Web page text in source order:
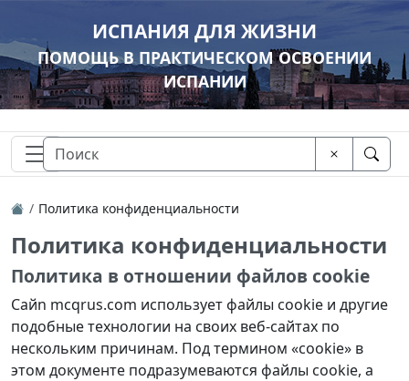
ИСПАНИЯ ДЛЯ ЖИЗНИ
ПОМОЩЬ В ПРАКТИЧЕСКОМ ОСВОЕНИИ
ИСПАНИИ
Политика конфиденциальности
Политика конфиденциальности
Политика в отношении файлов cookie
Сайn mcqrus.com использует файлы cookie и другие
подобные технологии на своих веб-сайтах по
нескольким причинам. Под термином «cookie» в
этом документе подразумеваются файлы cookie, а